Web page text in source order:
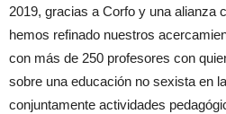
2019, gracias a Corfo y una alianza
hemos refinado nuestros
con más de 250 profesores con
sobre una educación no sexista en
conjuntamente actividades